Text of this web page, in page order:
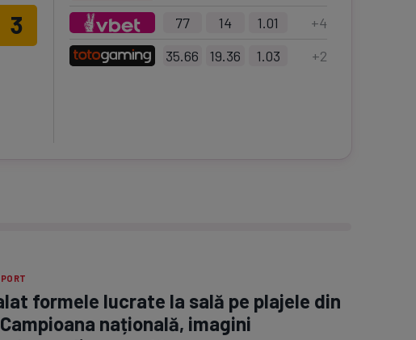
3
77
14 1.01 +4
35.66
19.36 1.03 +2
formele lucrate la sală pe plajele din
națională, imagini